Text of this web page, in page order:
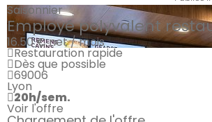
Saisonnier
Employé polyvalent
16.50 €net / mois
Restauration rapide
Dès que possible
69006
Lyon
20h/sem.
Voir l'offre